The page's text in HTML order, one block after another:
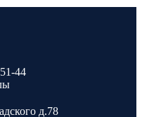
44
д.78